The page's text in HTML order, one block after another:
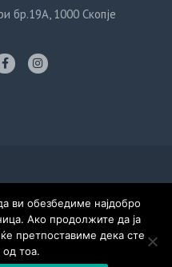
бр.19А, 1000 Скопје
права задржани. Дизајн:
ви обезбедиме најдобро
Ако продолжите да ја
претпоставиме дека сте
од тоа.